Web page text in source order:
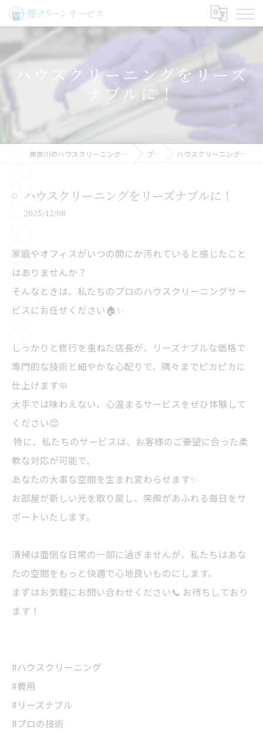
ハウスクリーニングをリーズ
ナブルに！
神奈川のハウスクリーニングなら優クリーンサービス ブログ ハウスクリーニングをリーズナブルに！
ハウスクリーニングをリーズナブルに！
2025/12/08
家庭やオフィスがいつの間にか汚れていると感じたこと
はありませんか？
そんなときは、私たちのプロのハウスクリーニングサー
ビスにお任せください🏠✨
しっかりと修行を重ねた店長が、リーズナブルな価格で
専門的な技術と細やかな心配りで、隅々までピカピカに
仕上げます🧼
大手では味わえない、心温まるサービスをぜひ体験して
ください😊
特に、私たちのサービスは、お客様のご要望に合った柔
軟な対応が可能で、
あなたの大事な空間を生まれ変わらせます✨
お部屋が新しい光を取り戻し、笑顔があふれる毎日をサ
ポートいたします。
清掃は面倒な日常の一部に過ぎませんが、私たちはあな
たの空間をもっと快適で心地良いものにします。
まずはお気軽にお問い合わせください📞 お待ちしており
ます！
#ハウスクリーニング
#費用
#リーズナブル
#プロの技術